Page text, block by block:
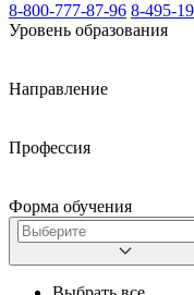
8-800-777-87-96 8-495-
Уровень образования
Направление
Профессия
Форма обучения